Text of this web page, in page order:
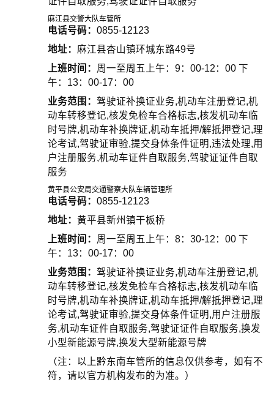
麻江县交警大队车管所
电话号码： 0855-12123
地址： 麻江县杏山镇环城东路49号
上班时间： 周一至周五上午：9：00-12：00 下
午：13：00-17：00
业务范围： 驾驶证补换证业务,机动车注册登记,机
动车转移登记,核发免检车合格标志,核发机动车临
时号牌,机动车补换牌证,机动车抵押/解抵押登记,理
论考试,驾驶证审验,提交身体条件证明,违法处理,用
户注册服务,机动车证件自取服务,驾驶证证件自取
服务
黄平县公安局交通警察大队车辆管理所
电话号码： 0855-12123
地址： 黄平县新州镇干板桥
上班时间： 周一至周五上午：8：30-12：00 下
午：13：00-17：00
业务范围： 驾驶证补换证业务,机动车注册登记,机
动车转移登记,核发免检车合格标志,核发机动车临
时号牌,机动车补换牌证,机动车抵押/解抵押登记,理
论考试,驾驶证审验,提交身体条件证明,用户注册服
务,机动车证件自取服务,驾驶证证件自取服务,换发
小型新能源号牌,换发大型新能源号牌
（注：以上黔东南车管所的信息仅供参考，如有不
符，请以官方机构发布的为准。）